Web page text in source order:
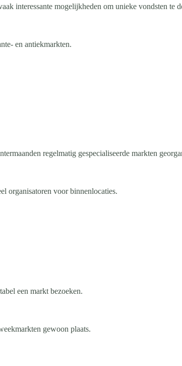
interessante mogelijkheden om unieke vondsten te
en antiekmarkten.
regelmatig gespecialiseerde markten
organisatoren voor binnenlocaties.
een markt bezoeken.
gewoon plaats.